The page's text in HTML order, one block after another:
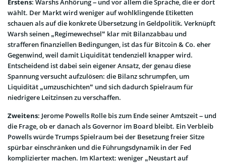
Erstens: Warshs Anhörung – und vor allem die Sprache, die er dort
wählt. Der Markt wird weniger auf wohlklingende Etiketten
schauen als auf die konkrete Übersetzung in Geldpolitik. Verknüpft
Warsh seinen „Regimewechsel“ klar mit Bilanzabbau und
strafferen finanziellen Bedingungen, ist das für Bitcoin & Co. eher
Gegenwind, weil damit Liquidität tendenziell knapper wird.
Entscheidend ist dabei sein eigener Ansatz, der genau diese
Spannung versucht aufzulösen: die Bilanz schrumpfen, um
Liquidität „umzuschichten“ und sich dadurch Spielraum für
niedrigere Leitzinsen zu verschaffen.
Zweitens: Jerome Powells Rolle bis zum Ende seiner Amtszeit – und
die Frage, ob er danach als Governor im Board bleibt. Ein Verbleib
Powells würde Trumps Spielraum bei der Besetzung freier Sitze
spürbar einschränken und die Führungsdynamik in der Fed
komplizierter machen. Im Klartext: weniger „Neustart auf